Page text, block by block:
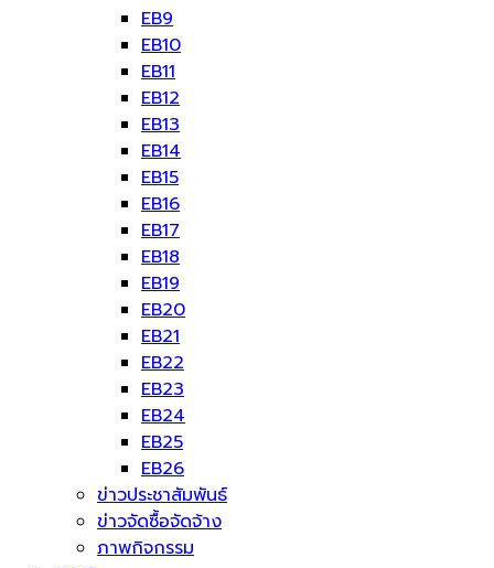
EB9
EB10
EB11
EB12
EB13
EB14
EB15
EB16
EB17
EB18
EB19
EB20
EB21
EB22
EB23
EB24
EB25
EB26
ข่าวประชาสัมพันธ์
ข่าวจัดซื้อจัดจ้าง
ภาพกิจกรรม